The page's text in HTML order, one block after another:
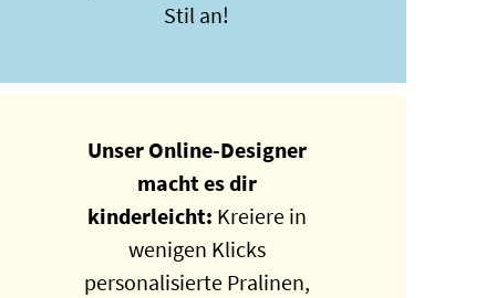
Stil an!
Unser Online-Designer
macht es dir
kinderleicht: Kreiere in
wenigen Klicks
personalisierte Pralinen,